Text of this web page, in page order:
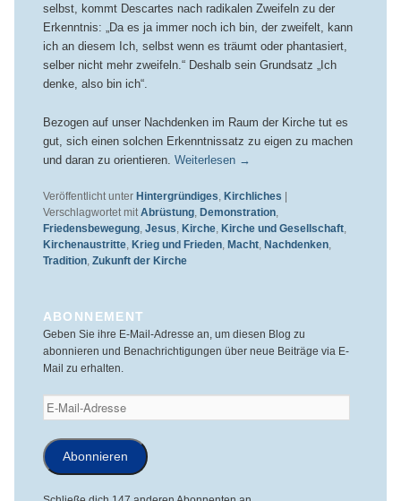
selbst, kommt Descartes nach radikalen Zweifeln zu der
Erkenntnis: „Da es ja immer noch ich bin, der zweifelt, kann
ich an diesem Ich, selbst wenn es träumt oder phantasiert,
selber nicht mehr zweifeln.“ Deshalb sein Grundsatz „Ich
denke, also bin ich“.
Bezogen auf unser Nachdenken im Raum der Kirche tut es
gut, sich einen solchen Erkenntnissatz zu eigen zu machen
und daran zu orientieren. Weiterlesen →
Veröffentlicht unter Hintergründiges Kirchliches |
Verschlagwortet mit Abrüstung, Demonstration,
Friedensbewegung, Jesus Kirche, Kirche und Gesellschaft,
Kirchenaustritte, Krieg und Frieden, Macht, Nachdenken,
Tradition, Zukunft der Kirche
ABONNEMENT
Geben Sie ihre E-Mail-Adresse an, um diesen Blog zu
abonnieren und Benachrichtigungen über neue Beiträge via E-
Mail zu erhalten.
E-
Mail-
Adresse
Abonnieren